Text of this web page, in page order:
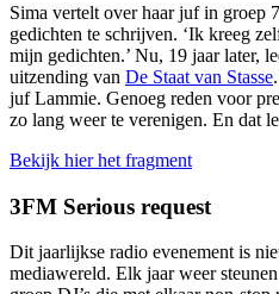
Sima vertelt over haar juf in groep
gedichten te schrijven. ‘Ik kreeg
mijn gedichten.’ Nu, 19 jaar later,
uitzending van De Staat van Stasse
juf Lammie. Genoeg reden voor
zo lang weer te verenigen. En dat
Bekijk hier het fragment
3FM Serious request
Dit jaarlijkse radio evenement is
mediawereld. Elk jaar weer